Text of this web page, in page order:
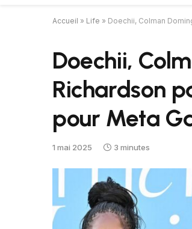
Accueil » Life » Doechii, Colman
Doechii,
Richardson
pour Meta
1 mai 2025 3 minutes